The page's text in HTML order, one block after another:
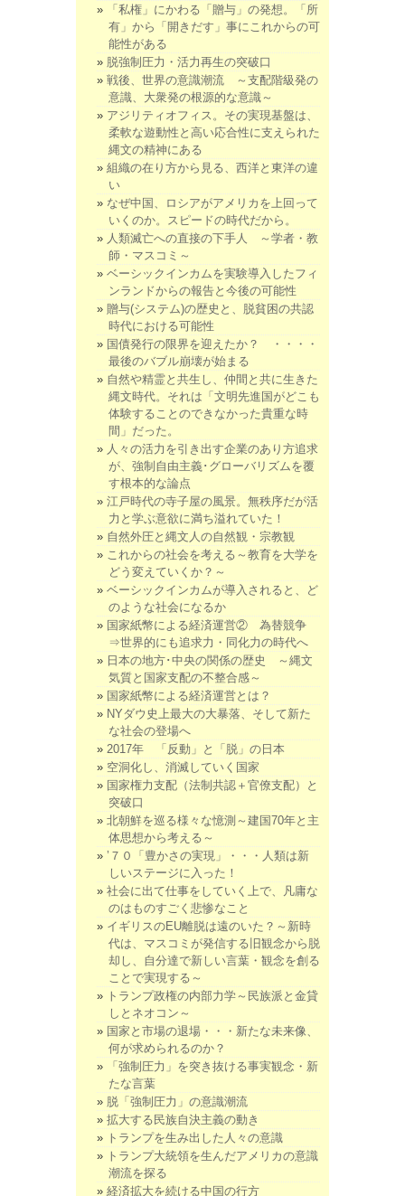
「私権」にかわる「贈与」の発想。「所
有」から「開きだす」事にこれからの可
能性がある
脱強制圧力・活力再生の突破口
戦後、世界の意識潮流 ～支配階級発の
意識、大衆発の根源的な意識～
アジリティオフィス。その実現基盤は、
柔軟な遊動性と高い応合性に支えられた
縄文の精神にある
組織の在り方から見る、西洋と東洋の違
い
なぜ中国、ロシアがアメリカを上回って
いくのか。スピードの時代だから。
人類滅亡への直接の下手人 ～学者・教
師・マスコミ～
ベーシックインカムを実験導入したフィ
ンランドからの報告と今後の可能性
贈与(システム)の歴史と、脱貧困の共認
時代における可能性
国債発行の限界を迎えたか？ ・・・・
最後のバブル崩壊が始まる
自然や精霊と共生し、仲間と共に生きた
縄文時代。それは「文明先進国がどこも
体験することのできなかった貴重な時
間」だった。
人々の活力を引き出す企業のあり方追求
が、強制自由主義･グローバリズムを覆
す根本的な論点
江戸時代の寺子屋の風景。無秩序だが活
力と学ぶ意欲に満ち溢れていた！
自然外圧と縄文人の自然観・宗教観
これからの社会を考える～教育を大学を
どう変えていくか？～
ベーシックインカムが導入されると、ど
のような社会になるか
国家紙幣による経済運営② 為替競争
⇒世界的にも追求力・同化力の時代へ
日本の地方･中央の関係の歴史 ～縄文
気質と国家支配の不整合感～
国家紙幣による経済運営とは？
NYダウ史上最大の大暴落、そして新た
な社会の登場へ
2017年 「反動」と「脱」の日本
空洞化し、消滅していく国家
国家権力支配（法制共認＋官僚支配）と
突破口
北朝鮮を巡る様々な憶測～建国70年と主
体思想から考える～
’７０「豊かさの実現」・・・人類は新
しいステージに入った！
社会に出て仕事をしていく上で、凡庸な
のはものすごく悲惨なこと
イギリスのEU離脱は遠のいた？～新時
代は、マスコミが発信する旧観念から脱
却し、自分達で新しい言葉・観念を創る
ことで実現する～
トランプ政権の内部力学～民族派と金貸
しとネオコン～
国家と市場の退場・・・新たな未来像、
何が求められるのか？
「強制圧力」を突き抜ける事実観念・新
たな言葉
脱「強制圧力」の意識潮流
拡大する民族自決主義の動き
トランプを生み出した人々の意識
トランプ大統領を生んだアメリカの意識
潮流を探る
経済拡大を続ける中国の行方